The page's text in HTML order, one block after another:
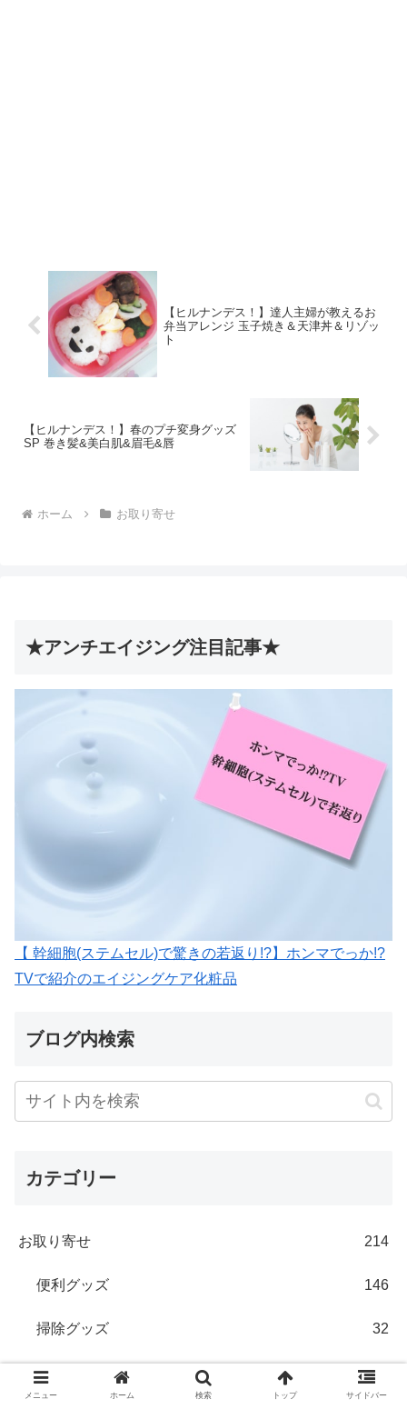
【ヒルナンデス！】達人主婦が教えるお
弁当アレンジ 玉子焼き＆天津丼＆リゾッ
ト
【ヒルナンデス！】春のプチ変身グッズ
SP 巻き髪&美白肌&眉毛&唇
ホーム お取り寄せ
★アンチエイジング注目記事★
【 幹細胞(ステムセル)で驚きの若返り!?】ホンマでっか!?
TVで紹介のエイジングケア化粧品
ブログ内検索
カテゴリー
お取り寄せ 214
便利グッズ 146
掃除グッズ 32
美味しい物 52
メニュー ホーム 検索 トップ サイドバー